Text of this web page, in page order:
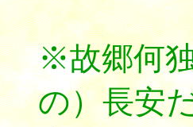
※故郷何
の）長安